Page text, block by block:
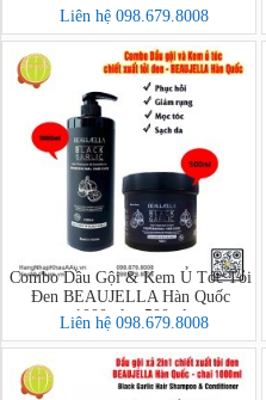
Liên hệ 098.679.8008
Combo Dầu Gội & Kem Ủ Tóc Tỏi
Đen BEAUJELLA Hàn Quốc
1000ml + 500ml
Liên hệ 098.679.8008